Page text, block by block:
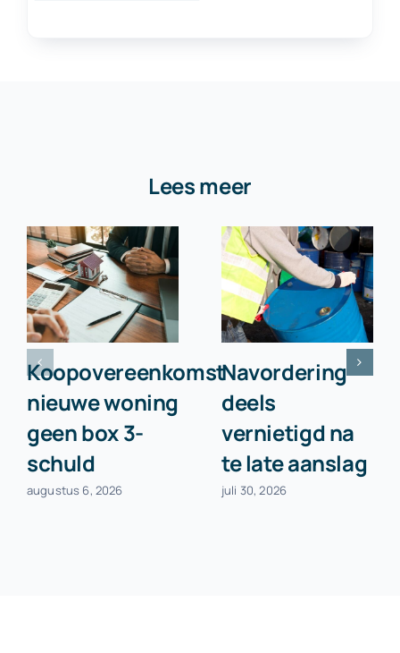
Lees meer
Koopovereenkomst
nieuwe woning
geen box 3-
schuld
augustus 6, 2026
Navordering
deels
vernietigd na
te late aanslag
juli 30, 2026